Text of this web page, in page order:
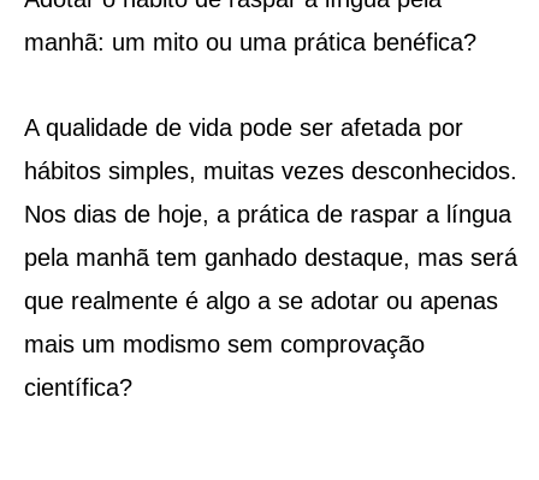
manhã: um mito ou uma prática benéfica?
A qualidade de vida pode ser afetada por
hábitos simples, muitas vezes desconhecidos.
Nos dias de hoje, a prática de raspar a língua
pela manhã tem ganhado destaque, mas será
que realmente é algo a se adotar ou apenas
mais um modismo sem comprovação
científica?